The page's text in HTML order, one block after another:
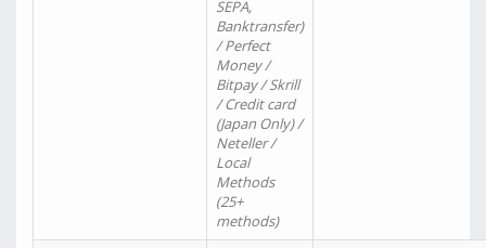
SEPA,
Banktransfer)
/ Perfect
Money /
Bitpay / Skrill
/ Credit card
(Japan Only) /
Neteller /
Local
Methods
(25+
methods)